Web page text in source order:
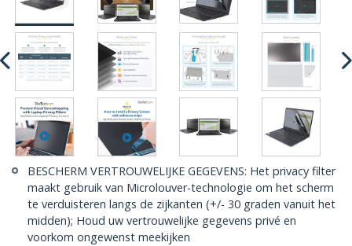
BESCHERM VERTROUWELIJKE GEGEVENS: Het privacy filter
maakt gebruik van Microlouver-technologie om het scherm
te verduisteren langs de zijkanten (+/- 30 graden vanuit het
midden); Houd uw vertrouwelijke gegevens privé en
voorkom ongewenst meekijken